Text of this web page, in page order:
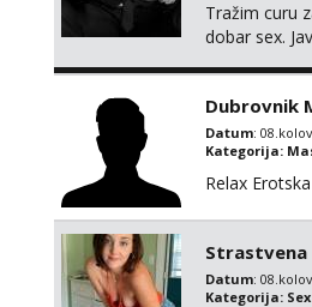
Tražim curu
dobar sex.
Dubrovnik
Datum:
Kategorija:
Relax
Datum:
Kategorija: Sex